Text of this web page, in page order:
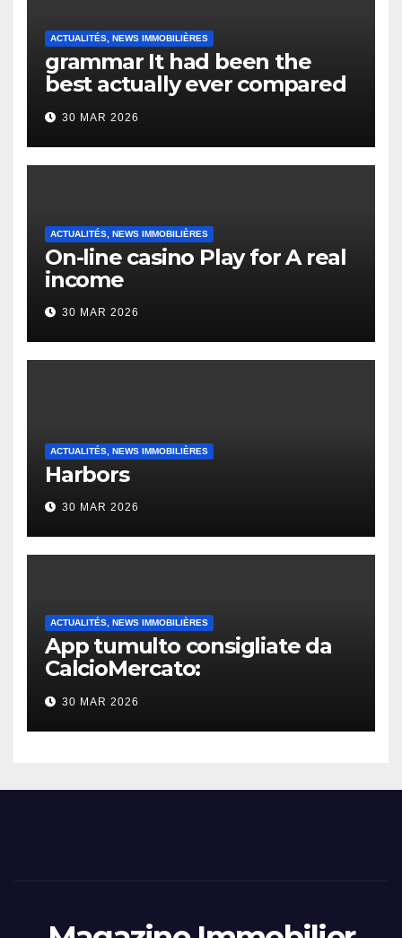
ACTUALITÉS, NEWS IMMOBILIÈRES
grammar It had been the
best actually ever compared
to it’s the top actually?
English Vocabulary Learners
Heap Change
30 MAR 2026
ACTUALITÉS, NEWS IMMOBILIÈRES
On-line casino Play for A real
income
30 MAR 2026
ACTUALITÉS, NEWS IMMOBILIÈRES
Harbors
30 MAR 2026
ACTUALITÉS, NEWS IMMOBILIÈRES
App tumulto consigliate da
CalcioMercato:
considerazione di gennaio
2026
30 MAR 2026